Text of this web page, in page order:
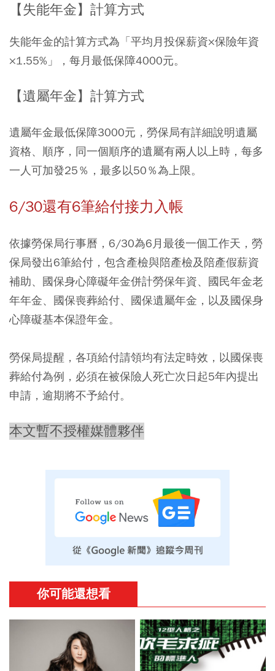
【失能年金】計算方式
失能年金的計算方式為「平均月投保薪資×保險年資
×1.55%」，每月最低保障4000元。
【遺屬年金】計算方式
遺屬年金最低保障3000元，勞保局有詳細說明遺屬
資格、順序，同一個順序的遺屬有兩人以上時，每多
一人可加發25％，最多以50％為上限。
6/30還有6筆給付接力入帳
依據勞保局行事曆，6/30為6月最後一個工作天，勞
保局發出6筆給付，包含產檢與陪產檢及陪產假薪資
補助、國保身心障礙年金併計勞保年資、國民年金老
年年金、國保喪葬給付、國保遺屬年金，以及國保身
心障礙基本保證年金。
勞保局提醒，各項給付請領均有法定時效，以國保喪
葬給付為例，必須在被保險人死亡次日起5年內提出
申請，逾期將不予給付。
本文暫不授權媒體夥伴